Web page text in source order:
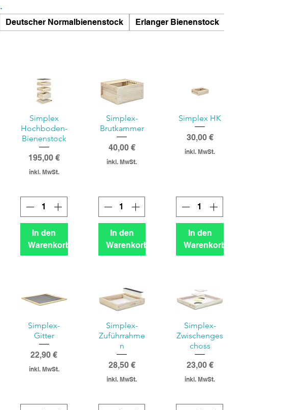
Deutscher Normalbienenstock Erlanger Bienenstock
Simplex
Hochboden-
Bienenstock
Preis
195,00 €
inkl. MwSt.
In den
Warenkorb
Simplex-
Brutkammer
Preis
40,00 €
inkl. MwSt.
In den
Warenkorb
Simplex HK
Preis
30,00 €
inkl. MwSt.
In den
Warenkorb
Simplex-
Gitter
Preis
22,90 €
inkl. MwSt.
Simplex-
Zuführrahme
n
Preis
28,50 €
inkl. MwSt.
Simplex-
Zwischenges
choss
Preis
23,00 €
inkl. MwSt.